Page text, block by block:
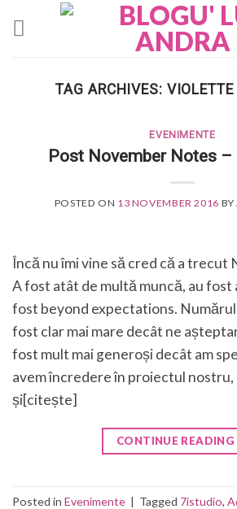
TAG ARCHIVES:
EVENIMENTE
Post November Notes
POSTED ON 13 NOVEMBER 2016 BY
Încă nu îmi vine să cred că a trecut
A fost atât de multă muncă, au fost
fost beyond expectations.
fost clar mai mare decât ne
fost mult mai generoși decât am
avem încredere în proiectul nostru,
și[citește]
CONTINUE READING
Posted in Evenimente | Tagged 7istudio,